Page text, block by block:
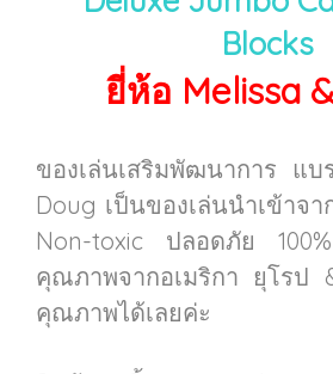
Blocks
ยี่ห้อ Melissa
ของเล่นเสริมพัฒนาการ แ
Doug เป็นของเล่นนำเข้าจ
Non-toxic ปลอดภัย
คุณภาพจากอเมริกา ยุโรป
คุณภาพได้เลยค่ะ